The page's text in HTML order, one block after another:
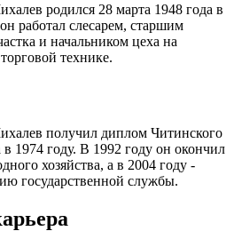
родился 28 марта 1948 года в
работал слесарем, старшим
и начальником цеха на
технике.
получил диплом Читинского
в 1974 году. В 1992 году он окончил
хозяйства, а в 2004 году -
государственной службы.